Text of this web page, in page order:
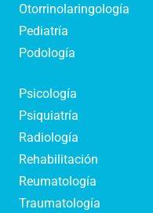
Otorrinolaringología
Pediatría
Podología
Psicología
Psiquiatría
Radiología
Rehabilitación
Reumatología
Traumatología